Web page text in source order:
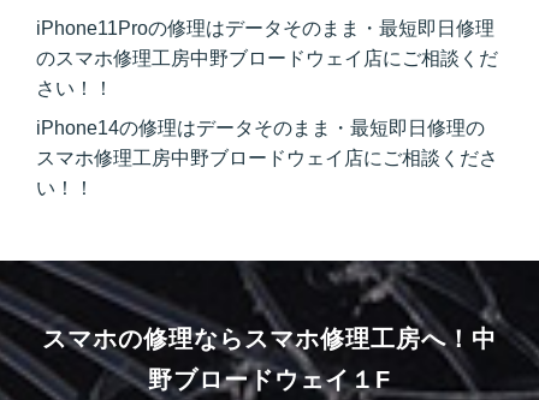
iPhone11Proの修理はデータそのまま・最短即日修理
のスマホ修理工房中野ブロードウェイ店にご相談くだ
さい！！
iPhone14の修理はデータそのまま・最短即日修理の
スマホ修理工房中野ブロードウェイ店にご相談くださ
い！！
スマホの修理ならスマホ修理工房へ！ 中
野ブロードウェイ１F